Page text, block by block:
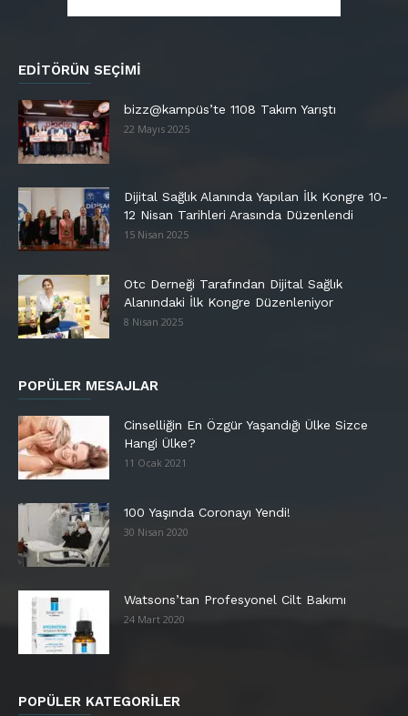
EDITÖRÜN SEÇIMI
bizz@kampüs’te 1108 Takım Yarıştı
22 Mayıs 2025
Dijital Sağlık Alanında Yapılan İlk Kongre 10-
12 Nisan Tarihleri Arasında Düzenlendi
15 Nisan 2025
Otc Derneği Tarafından Dijital Sağlık
Alanındaki İlk Kongre Düzenleniyor
8 Nisan 2025
POPÜLER MESAJLAR
Cinselliğin En Özgür Yaşandığı Ülke Sizce
Hangi Ülke?
11 Ocak 2021
100 Yaşında Coronayı Yendi!
30 Nisan 2020
Watsons’tan Profesyonel Cilt Bakımı
24 Mart 2020
POPÜLER KATEGORİLER